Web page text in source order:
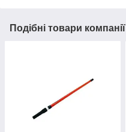
Подібні товари компанії